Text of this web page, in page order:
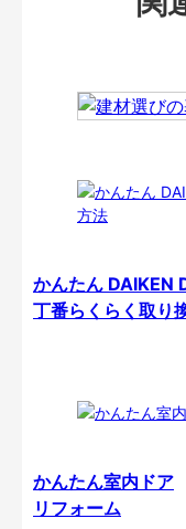
かんたん DAIKEN
丁番らくらく取り
かんたん室内ドア
リフォーム